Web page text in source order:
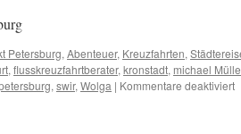
Petersburg, Abenteuer, Kreuzfahrten,
, flusskreuzfahrtberater, kronstadt, michael
, swir, Wolga | Kommentare deaktiviertfür